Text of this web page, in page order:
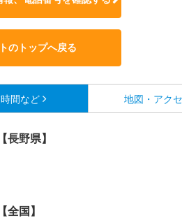
のトップへ戻る
間など 地図・アク
野県】
国】